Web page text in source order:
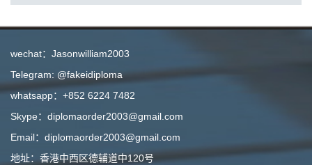
wechat：Jasonwilliam2003
Telegram: @fakeidiploma
whatsapp：+852 6224 7482
Skype：diplomaorder2003@gmail.com
Email：diplomaorder2003@gmail.com
地址：香港中西区德辅道中120号